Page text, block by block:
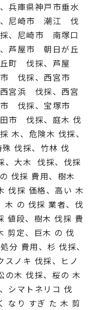
兵庫県神戸市垂水
尼崎市 潮江 伐
、尼崎市 南塚口
芦屋市 朝日が丘
町 伐採、芦屋
伐採、西宮市
宮浜 伐採、西宮
伐採、宝塚市
市 伐採、庭木 伐
木、危険木 伐採、
伐採、竹林 伐
、大木 伐採、伐採
伐採 費用、樹木
伐採 価格、高い 木
木 の 伐採 業者、伐
値段、樹木 伐採 費
剪定、巨木 の 伐
分 費用、杉 伐採、
スノキ 伐採、ヒノ
の木 伐採、桜の 木
シマトネリコ 伐
なり すぎ た 木 剪